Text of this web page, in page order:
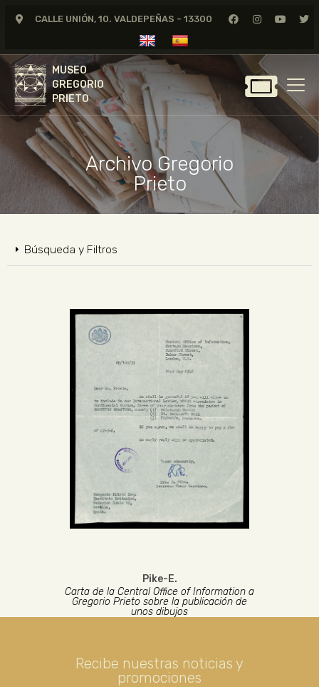
CALLE UNIÓN, 10. VALDEPEÑAS - 13300
MUSEO
GREGORIO
PRIETO
MUSEO
GREGORIO
PRIETO
GREGORIO PRIETO
MUSEO
ARCHIVO
CERTAMEN DE DIBUJO
FUNDACIÓN
NOTICIAS
Archivo Gregorio
Prieto
Búsqueda y Filtros
Pike-E.
Carta de la Central Office of Information a
Gregorio Prieto sobre la publicación de
unos dibujos
Recibe nuestras noticias y
promociones